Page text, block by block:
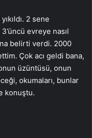
2 sene
evreye nasıl
belirti verdi. 2000
Çok acı geldi bana,
üzüntüsü, onun
okumaları, bunlar
konuştu.